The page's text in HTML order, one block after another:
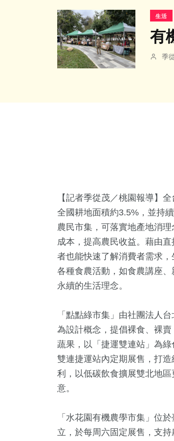
生活
有
季
【記者季從茂／桃園報導】
全國耕地面積約3.5%，並持
農民市集，可落實地產地消
成本，提高農民收益。藉由
者也能快速了解消費者需求
各種食農活動，如食農講座
永續的生活理念。
「點點綠市集」由社團法人
為設計概念，提倡裸食、裸
蔬果，以「捷運雙連站」為
雙連捷運站內定期展售，打
利，以低碳飲食擴展雙北地
意。
「水花園有機農學市集」位
立，於每周六固定展售，支
1617+
生活
66+
影視
591+
4+
兩岸佛教文化
流專區